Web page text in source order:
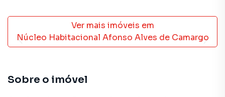
Ver mais imóveis em
Núcleo Habitacional Afonso Alves de Camargo
Sobre o imóvel